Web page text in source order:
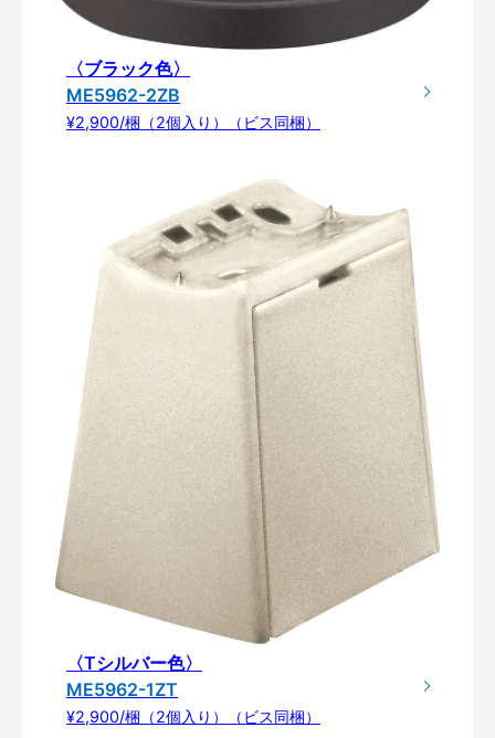
〈ブラック色〉
ME5962-2ZB
¥2,900/梱（2個入り）（ビス同梱）
〈Tシルバー色〉
ME5962-1ZT
¥2,900/梱（2個入り）（ビス同梱）